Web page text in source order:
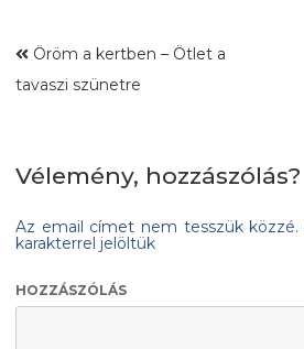
Öröm a kertben – Ötlet a
tavaszi szünetre
Vélemény, hozzászólás?
Az email címet nem tesszük közzé.
karakterrel jelöltük
HOZZÁSZÓLÁS